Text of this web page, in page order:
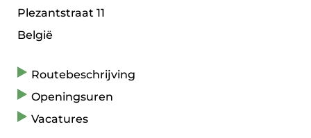
Plezantstraat 11
België
Routebeschrijving
Openingsuren
Vacatures